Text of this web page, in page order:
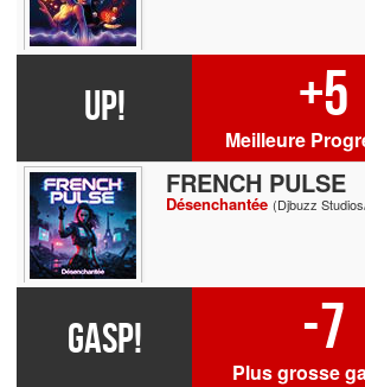
UP! +5
Meilleure
FRENCH PULSE
Désenchantée (Djbuzz
GASP! -7
Plus grosse